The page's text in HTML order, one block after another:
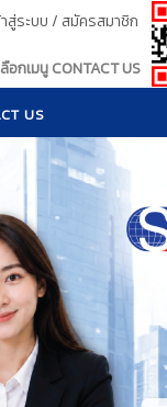
สู่ระบบ / สมัครสมาชิก
กเมนู CONTACT US
US